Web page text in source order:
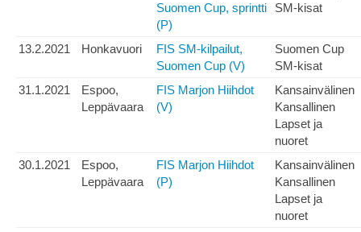
Suomen Cup, sprintti
(P)
SM-kisat
13.2.2021 Honkavuori
FIS SM-kilpailut,
Suomen Cup (V)
Suomen Cup
SM-kisat
31.1.2021
Espoo,
Leppävaara
FIS Marjon Hiihdot
(V)
Kansainvälinen
Kansallinen
Lapset ja
nuoret
30.1.2021
Espoo,
Leppävaara
FIS Marjon Hiihdot
(P)
Kansainvälinen
Kansallinen
Lapset ja
nuoret